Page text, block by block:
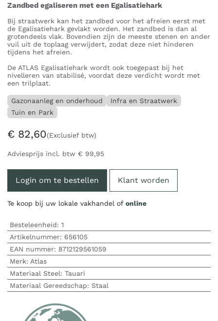
Zandbed egaliseren met een Egalisatiehark
Bij straatwerk kan het zandbed voor het afreien eerst met
de Egalisatiehark gevlakt worden. Het zandbed is dan al
grotendeels vlak. Bovendien zijn de meeste stenen en ander
vuil uit de toplaag verwijdert, zodat deze niet hinderen
tijdens het afreien.
De ATLAS Egalisatiehark wordt ook toegepast bij het
nivelleren van stabilisé, voordat deze verdicht wordt met
een trilplaat.
Gazonaanleg en onderhoud
Infra en Straatwerk
Tuin en Park
€ 82,60(Exclusief btw)
Adviesprijs incl. btw € 99,95
Login om te bestellen Klant worden
Te koop bij uw lokale vakhandel of online
Besteleenheid: 1
Artikelnummer: 656105
EAN nummer: 8712129561059
Merk: Atlas
Materiaal Steel: Tauari
Materiaal Gereedschap: Staal